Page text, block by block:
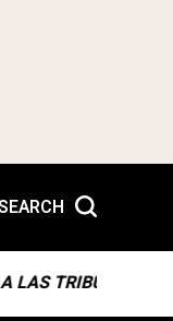
DIGITALES